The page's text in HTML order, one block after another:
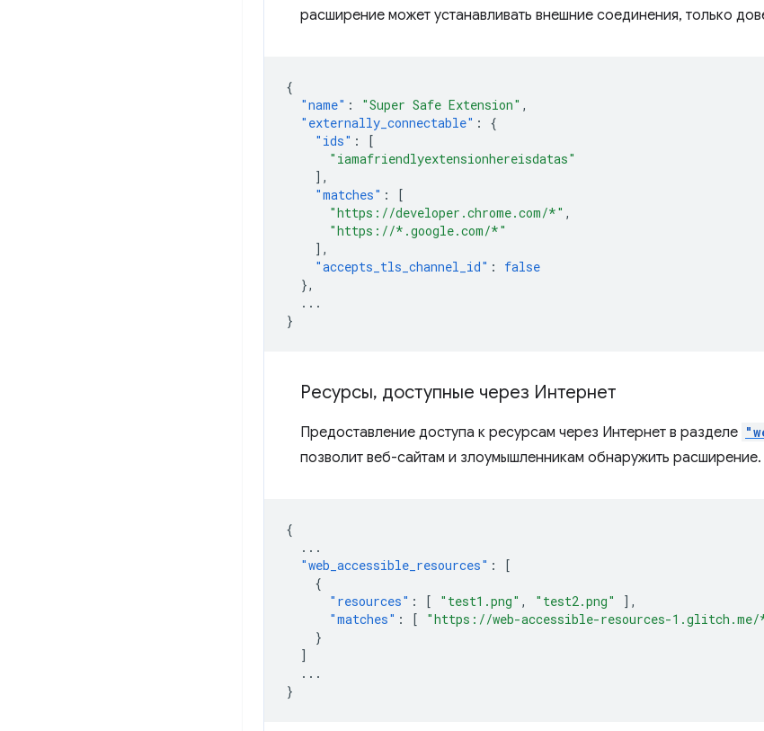
расширение может устанавливать внешние соединения, только
{
"name" : "Super Safe Extension" ,
"externally_connectable" :
{
"ids" :
[
"iamafriendlyextensionhereisdatas"
],
"matches" :
[
"https://developer.chrome.com/*" ,
"https://*.google.com/*"
],
"accepts_tls_channel_id" :
false
},
...
}
Ресурсы, доступные через Интернет
Предоставление доступа к ресурсам через Интернет в разделе
позволит веб-сайтам и злоумышленникам обнаружить расширение.
{
...
"web_accessible_resources" :
[
{
"resources" : [ "test1.png" , "test2.png"
],
"matches" : [ "https://web-accessible-resources-1.glitch.me/
}
]
...
}